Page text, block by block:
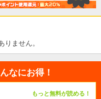
りません。
なにお得！
もっと無料が読める！